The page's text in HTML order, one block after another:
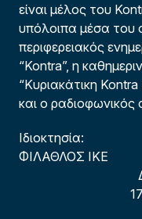
είναι μέλος του
υπόλοιπα μέσα του
περιφερειακός
“Kontra”, η
“Κυριακάτικη
και ο
Ιδιοκτησία:
ΦΙΛΑΘΛΟΣ ΙΚΕ